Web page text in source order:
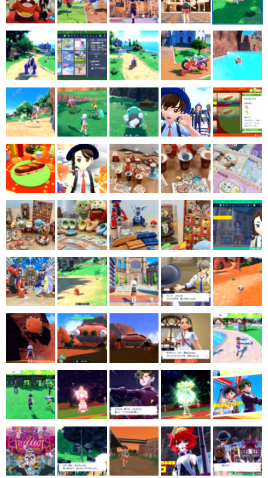
女性向け
アプリレビュー
その他
電ファミニコゲーマーとは？
運営：株式会社マレ